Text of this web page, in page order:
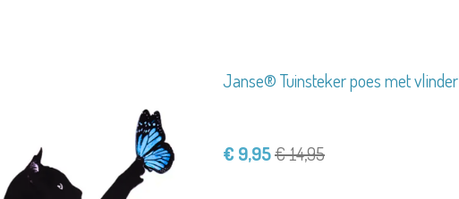
Janse® Tuinsteker poes met vlinder
€ 9,95€ 14,95